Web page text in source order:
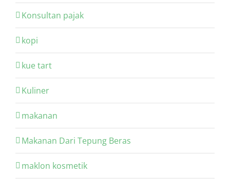
Konsultan pajak
kopi
kue tart
Kuliner
makanan
Makanan Dari Tepung Beras
maklon kosmetik